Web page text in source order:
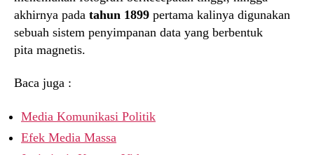
akhirnya pada tahun 1899 pertama kalinya digunakan
sebuah sistem penyimpanan data yang berbentuk
pita magnetis.
Baca juga :
Media Komunikasi Politik
Efek Media Massa